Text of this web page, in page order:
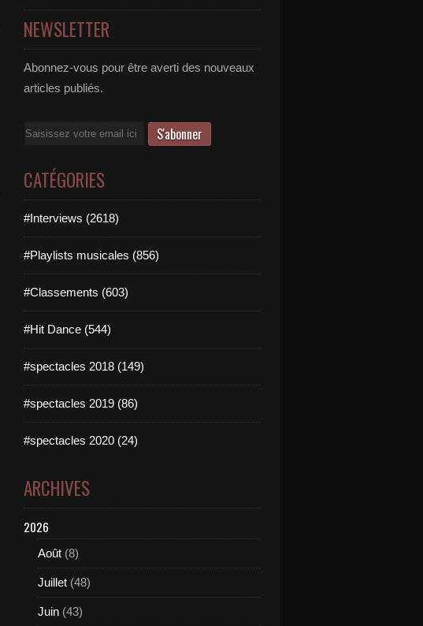
NEWSLETTER
Abonnez-vous pour être averti des nouveaux
articles publiés.
Email
CATÉGORIES
#Interviews (2618)
#Playlists musicales (856)
#Classements (603)
#Hit Dance (544)
#spectacles 2018 (149)
#spectacles 2019 (86)
#spectacles 2020 (24)
ARCHIVES
2026
Août (8)
Juillet (48)
Juin (43)